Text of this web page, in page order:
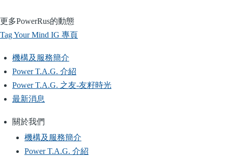
更多PowerRus的動態
Tag Your Mind IG 專頁
Main
navigation
機構及服務簡介
Power T.A.G. 介紹
Power T.A.G. 之友-友籽時光
最新消息
Main
navigation
關於我們
機構及服務簡介
Power T.A.G. 介紹